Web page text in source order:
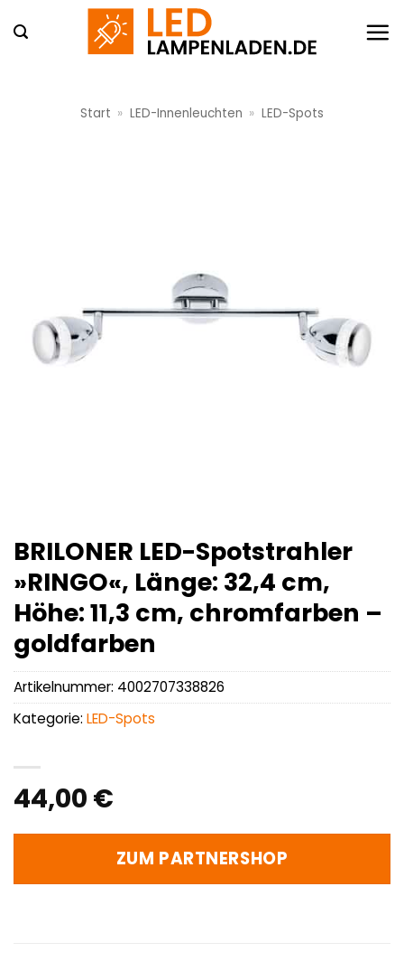
Inhalt
Start » LED-Innenleuchten » LED-Spots
BRILONER LED-Spotstrahler
»RINGO«, Länge: 32,4 cm,
Höhe: 11,3 cm, chromfarben –
goldfarben
44,00 €
ZUM PARTNERSHOP
Artikelnummer: 4002707338826
Kategorie: LED-Spots